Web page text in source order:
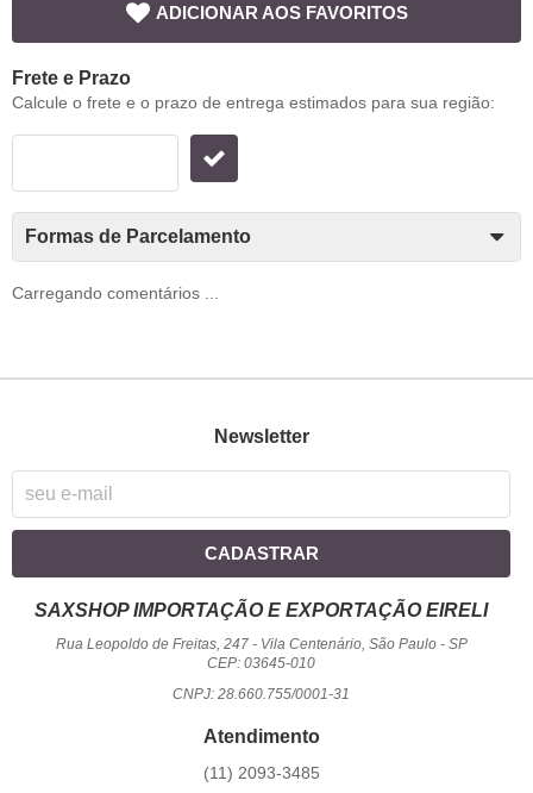
ADICIONAR AOS FAVORITOS
Frete e Prazo
Calcule o frete e o prazo de entrega estimados para sua região:
Formas de Parcelamento
Carregando comentários ...
Newsletter
CADASTRAR
SAXSHOP IMPORTAÇÃO E EXPORTAÇÃO EIRELI
Rua Leopoldo de Freitas, 247- Vila Centenário, São Paulo- SP
CEP: 03645-010
CNPJ: 28.660.755/0001-31
Atendimento
(11) 2093-3485